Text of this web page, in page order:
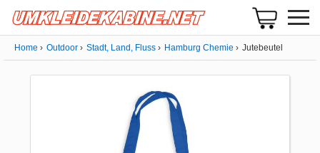
Home Outdoor Stadt, Land, Fluss Hamburg Chemie Jutebeutel